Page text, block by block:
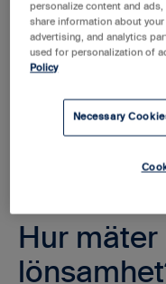
flesta
med vinst så snabbt
utmanande att driva
överleva under en
Hur mäter
personalize content and
share information about
advertising, and analytics
used for personalization of
Policy
Necessary